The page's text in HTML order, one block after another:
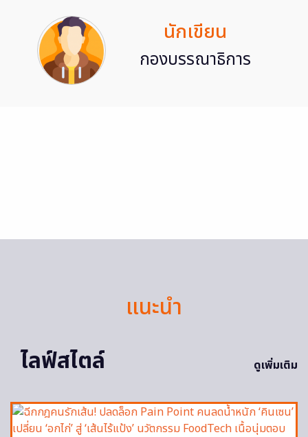
นักเขียน
กองบรรณาธิการ
แนะนำ
ไลฟ์สไตล์
ดูเพิ่มเติม